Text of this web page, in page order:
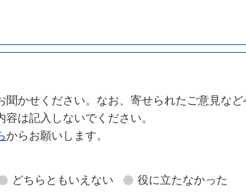
かせください。なお、寄せられたご意見など
は記入しないでください。
からお願いします。
どちらともいえない 役に立たなかった